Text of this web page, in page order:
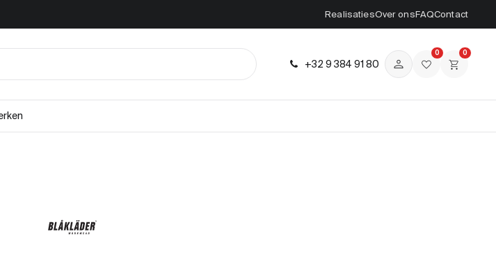
RealisatiesOver onsFAQContact
0
0
+32 9 384 91 80